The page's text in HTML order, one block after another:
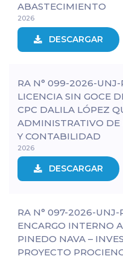
ABASTECIMIENTO
2026
DESCARGAR
RA N° 099-2026-UNJ-
LICENCIA SIN GOCE
CPC DALILA LÓPEZ
ADMINISTRATIVO DE
Y CONTABILIDAD
2026
DESCARGAR
RA N° 097-2026-UNJ-
ENCARGO INTERNO
PINEDO NAVA –
PROYECTO